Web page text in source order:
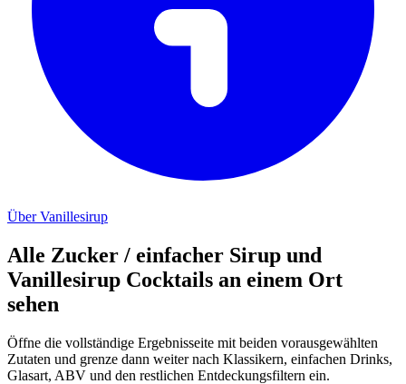
Über Vanillesirup
Alle Zucker / einfacher Sirup und
Vanillesirup Cocktails an einem Ort
sehen
Öffne die vollständige Ergebnisseite mit beiden vorausgewählten
Zutaten und grenze dann weiter nach Klassikern, einfachen Drinks,
Glasart, ABV und den restlichen Entdeckungsfiltern ein.